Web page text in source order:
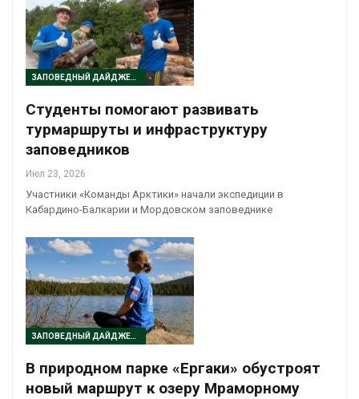
ЗАПОВЕДНЫЙ ДАЙДЖЕСТ
Студенты помогают развивать
турмаршруты и инфраструктуру
заповедников
Июл 23, 2026
Участники «Команды Арктики» начали экспедиции в
Кабардино-Балкарии и Мордовском заповеднике
ЗАПОВЕДНЫЙ ДАЙДЖЕСТ
В природном парке «Ергаки» обустроят
новый маршрут к озеру Мраморному